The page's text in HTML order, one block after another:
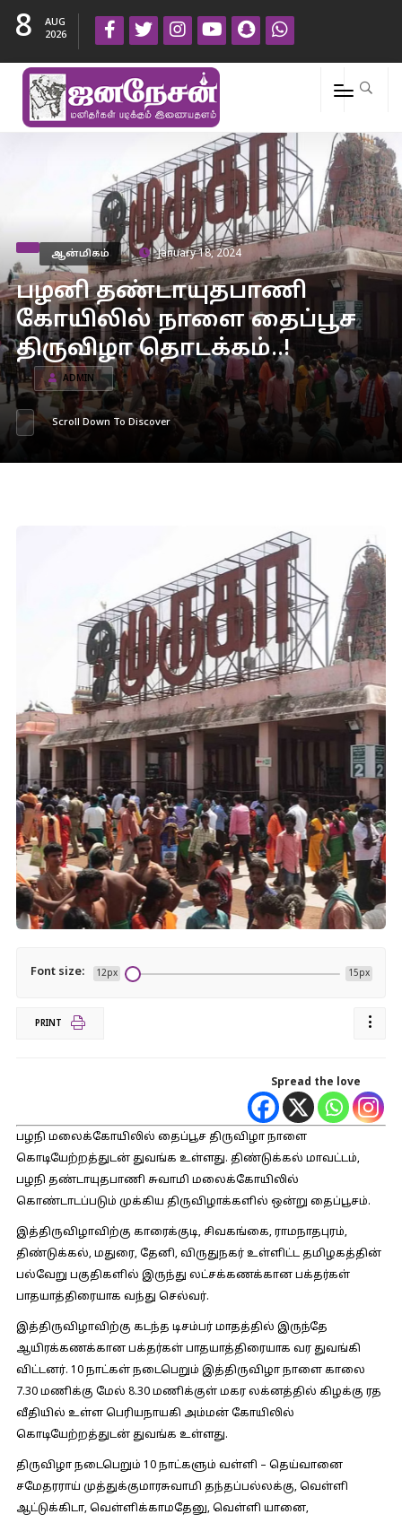
8
AUG
2026
ஆன்மிகம் January 18, 2024
பழனி தண்டாயுதபாணி
கோயிலில் நாளை தைப்பூச
திருவிழா தொடக்கம்..!
ADMIN
Scroll Down To Discover
Font size: 12px 15px
PRINT
Spread the love
பழநி மலைக்கோயிலில் தைப்பூச திருவிழா நாளை
கொடியேற்றத்துடன் துவங்க உள்ளது. திண்டுக்கல் மாவட்டம்,
பழநி தண்டாயுதபாணி சுவாமி மலைக்கோயிலில்
கொண்டாடப்படும் முக்கிய திருவிழாக்களில் ஒன்று தைப்பூசம்.
இத்திருவிழாவிற்கு காரைக்குடி, சிவகங்கை, ராமநாதபுரம்,
திண்டுக்கல், மதுரை, தேனி, விருதுநகர் உள்ளிட்ட தமிழகத்தின்
பல்வேறு பகுதிகளில் இருந்து லட்சக்கணக்கான பக்தர்கள்
பாதயாத்திரையாக வந்து செல்வர்.
இத்திருவிழாவிற்கு கடந்த டிசம்பர் மாதத்தில் இருந்தே
ஆயிரக்கணக்கான பக்தர்கள் பாதயாத்திரையாக வர துவங்கி
விட்டனர். 10 நாட்கள் நடைபெறும் இத்திருவிழா நாளை காலை
7.30 மணிக்கு மேல் 8.30 மணிக்குள் மகர லக்னத்தில் கிழக்கு ரத
வீதியில் உள்ள பெரியநாயகி அம்மன் கோயிலில்
கொடியேற்றத்துடன் துவங்க உள்ளது.
திருவிழா நடைபெறும் 10 நாட்களும் வள்ளி – தெய்வானை
சமேதரராய் முத்துக்குமாரசுவாமி தந்தப்பல்லக்கு, வெள்ளி
ஆட்டுக்கிடா, வெள்ளிக்காமதேனு, வெள்ளி யானை,